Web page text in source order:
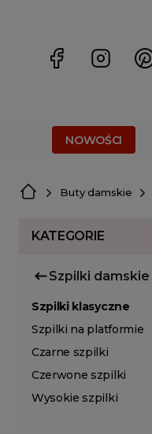
NOWOŚCI
Buty damskie
KATEGORIE
Szpilki damskie
Szpilki klasyczne
Szpilki na platformie
Czarne szpilki
Czerwone szpilki
Wysokie szpilki